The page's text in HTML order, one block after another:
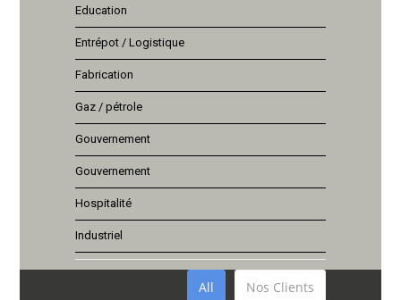
Education
Entrépot / Logistique
Fabrication
Gaz / pétrole
Gouvernement
Gouvernement
Hospitalité
Industriel
All Nos Clients